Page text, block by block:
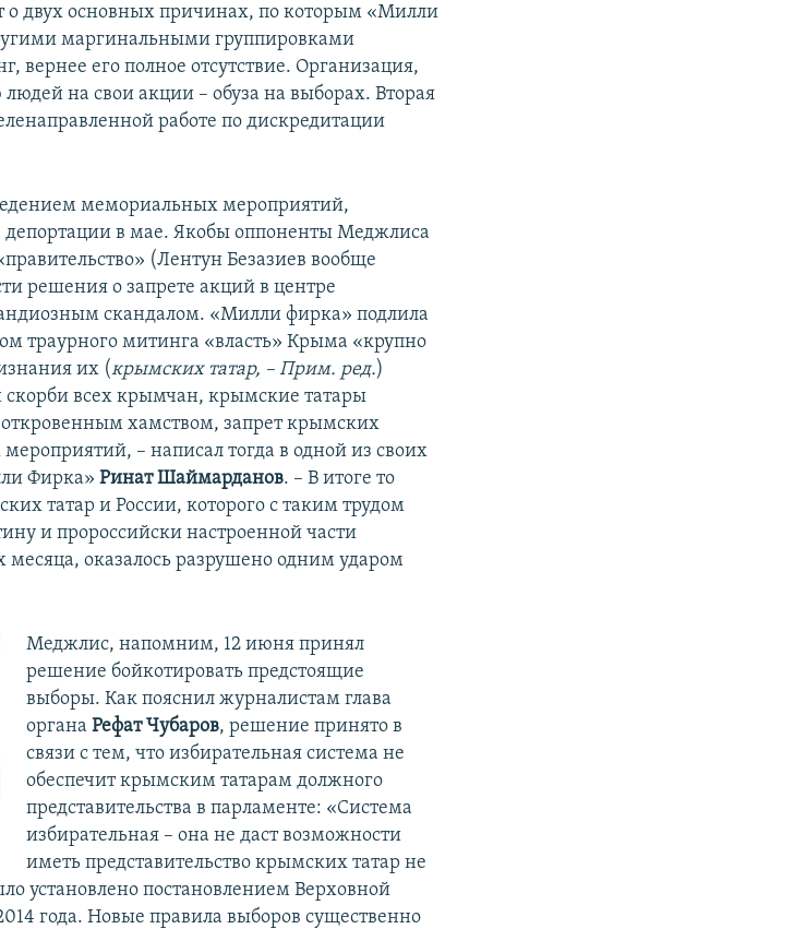
о двух основных причинах, по которым «Милли
маргинальными группировками
вернее его полное отсутствие. Организация,
на свои акции – обуза на выборах. Вторая
работе по дискредитации
мемориальных мероприятий,
в мае. Якобы оппоненты Меджлиса
(Лентун Безазиев вообще
решения о запрете акций в центре
скандалом. «Милли фирка» подлила
траурного митинга «власть» Крыма «крупно
их (крымских татар, – Прим. ред.)
всех крымчан, крымские татары
хамством, запрет крымских
– написал тогда в одной из своих
Фирка»Ринат Шаймарданов. – В итоге то
татар и России, которого с таким трудом
и пророссийски настроенной части
месяца, оказалось разрушено одним ударом
Меджлис, напомним, 12 июня принял
решение бойкотировать предстоящие
выборы. Как пояснил журналистам глава
органа Рефат Чубаров, решение принято в
связи с тем, что избирательная система не
обеспечит крымским татарам должного
представительства в парламенте: «Система
избирательная – она не даст возможности
иметь представительство крымских татар не
установлено постановлением Верховной
года. Новые правила выборов существенно